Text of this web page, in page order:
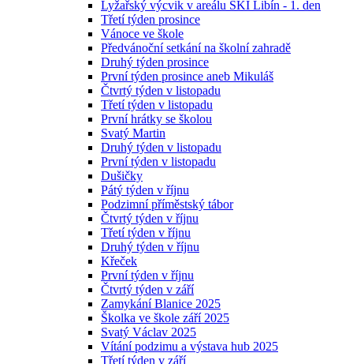
Lyžařský výcvik v areálu SKI Libín - 1. den
Třetí týden prosince
Vánoce ve škole
Předvánoční setkání na školní zahradě
Druhý týden prosince
První týden prosince aneb Mikuláš
Čtvrtý týden v listopadu
Třetí týden v listopadu
První hrátky se školou
Svatý Martin
Druhý týden v listopadu
První týden v listopadu
Dušičky
Pátý týden v říjnu
Podzimní příměstský tábor
Čtvrtý týden v říjnu
Třetí týden v říjnu
Druhý týden v říjnu
Křeček
První týden v říjnu
Čtvrtý týden v září
Zamykání Blanice 2025
Školka ve škole září 2025
Svatý Václav 2025
Vítání podzimu a výstava hub 2025
Třetí týden v září